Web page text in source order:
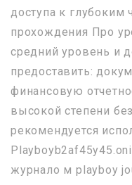
доступа к глубоким
прохождения Про
средний уровень и
предоставить:
финансовую
высокой степени
рекомендуется
журнало м playboy